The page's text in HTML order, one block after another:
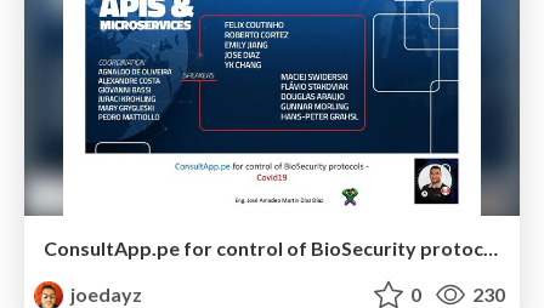
ConsultApp.pe for control of BioSecurity protocols - Covid19
joedayz
0 230